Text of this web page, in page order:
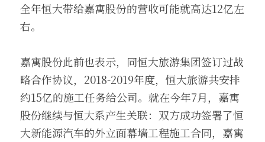
全年恒大带给嘉寓股份的营收可能就高达12亿左
右。
嘉寓股份此前也表示，同恒大旅游集团签订过战
略合作协议，2018-2019年度，恒大旅游共安排
约15亿的施工任务给公司。就在今年7月，嘉寓
股份继续与恒大系产生关联：双方成功签署了恒
大新能源汽车的外立面幕墙工程施工合同，嘉寓